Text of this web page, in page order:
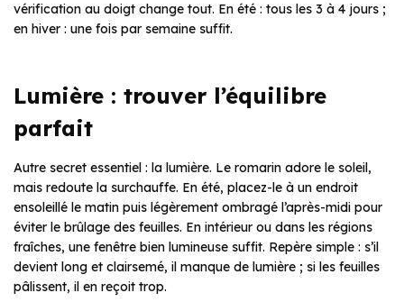
vérification au doigt change tout. En été : tous les 3 à 4 jours ;
en hiver : une fois par semaine suffit.
Lumière : trouver l’équilibre
parfait
Autre secret essentiel : la lumière. Le romarin adore le soleil,
mais redoute la surchauffe. En été, placez-le à un endroit
ensoleillé le matin puis légèrement ombragé l’après-midi pour
éviter le brûlage des feuilles. En intérieur ou dans les régions
fraîches, une fenêtre bien lumineuse suffit. Repère simple : s’il
devient long et clairsemé, il manque de lumière ; si les feuilles
pâlissent, il en reçoit trop.